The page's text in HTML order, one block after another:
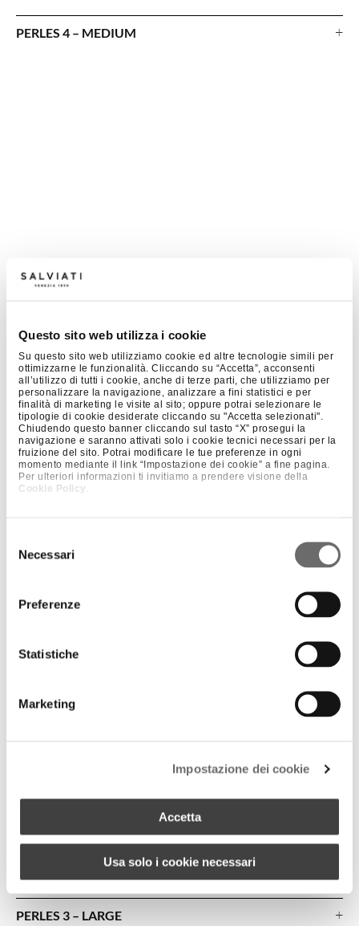
Questo sito web utilizza i cookie
Su questo sito web utilizziamo cookie ed altre tecnologie simili per
ottimizzarne le funzionalità. Cliccando su “Accetta”, acconsenti
all’utilizzo di tutti i cookie, anche di terze parti, che utilizziamo per
personalizzare la navigazione, analizzare a fini statistici e per
finalità di marketing le visite al sito; oppure potrai selezionare le
tipologie di cookie desiderate cliccando su "Accetta selezionati".
Chiudendo questo banner cliccando sul tasto “X” prosegui la
navigazione e saranno attivati solo i cookie tecnici necessari per la
fruizione del sito. Potrai modificare le tue preferenze in ogni
momento mediante il link “Impostazione dei cookie” a fine pagina.
Per ulteriori informazioni ti invitiamo a prendere visione della
Cookie Policy
delNecessari
Preferenze
Statistiche
Marketing
Impostazione dei cookie
Accetta
Usa solo i cookie necessari
PERLES 4 – MEDIUM +
PERLES 4 – SMALL
PERLES 3 – LARGE +